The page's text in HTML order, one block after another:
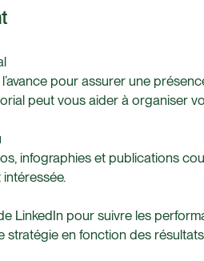
pour assurer une
peut vous aider à organiser
infographies et publications
LinkedIn pour suivre les
stratégie en fonction des